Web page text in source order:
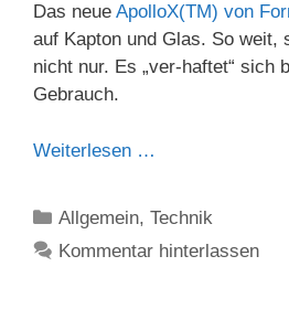
Das neue ApolloX(TM) von
auf Kapton und Glas. So weit,
nicht nur. Es „ver-haftet“ sich
Gebrauch.
Weiterlesen …
Kategorien
Allgemein,Technik
Kommentar hinterlassen